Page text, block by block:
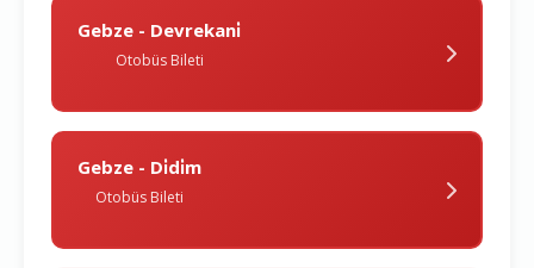
Gebze - Devrekani̇
Otobüs Bileti
Gebze - Di̇di̇m
Otobüs Bileti